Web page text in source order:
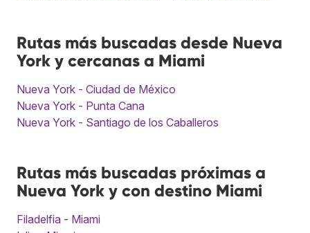
Rutas más buscadas desde Nueva
York y cercanas a Miami
Nueva York - Ciudad de México
Nueva York - Punta Cana
Nueva York - Santiago de los Caballeros
Rutas más buscadas próximas a
Nueva York y con destino Miami
Filadelfia - Miami